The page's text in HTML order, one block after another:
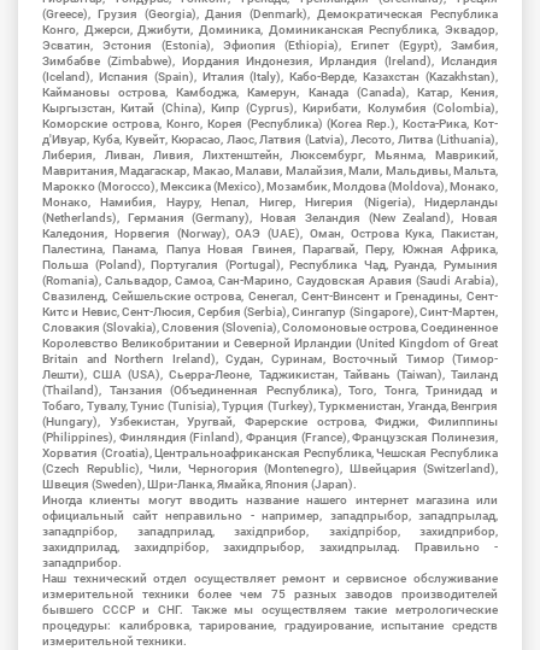
(Greece), Грузия (Georgia), Дания (Denmark), Демократическая Республика
Конго, Джерси, Джибути, Доминика, Доминиканская Республика, Эквадор,
Эсватин, Эстония (Estonia), Эфиопия (Ethiopia), Египет (Egypt), Замбия,
Зимбабве (Zimbabwe), Иордания Индонезия, Ирландия (Ireland), Исландия
(Iceland), Испания (Spain), Италия (Italy), Кабо-Верде, Казахстан (Kazakhstan),
Каймановы острова, Камбоджа, Камерун, Канада (Canada), Катар, Кения,
Кыргызстан, Китай (China), Кипр (Cyprus), Кирибати, Колумбия (Colombia),
Коморские острова, Конго, Корея (Республика) (Korea Rep.), Коста-Рика, Кот-
д'Ивуар, Куба, Кувейт, Кюрасао, Лаос, Латвия (Latvia), Лесото, Литва (Lithuania),
Либерия, Ливан, Ливия, Лихтенштейн, Люксембург, Мьянма, Маврикий,
Мавритания, Мадагаскар, Макао, Малави, Малайзия, Мали, Мальдивы, Мальта,
Марокко (Morocco), Мексика (Mexico), Мозамбик, Молдова (Moldova), Монако,
Монако, Намибия, Науру, Непал, Нигер, Нигерия (Nigeria), Нидерланды
(Netherlands), Германия (Germany), Новая Зеландия (New Zealand), Новая
Каледония, Норвегия (Norway), ОАЭ (UAE), Оман, Острова Кука, Пакистан,
Палестина, Панама, Папуа Новая Гвинея, Парагвай, Перу, Южная Африка,
Польша (Poland), Португалия (Portugal), Республика Чад, Руанда, Румыния
(Romania), Сальвадор, Самоа, Сан-Марино, Саудовская Аравия (Saudi Arabia),
Свазиленд, Сейшельские острова, Сенегал, Сент-Винсент и Гренадины, Сент-
Китс и Невис, Сент-Люсия, Сербия (Serbia), Сингапур (Singapore), Синт-Мартен,
Словакия (Slovakia), Словения (Slovenia), Соломоновые острова, Соединенное
Королевство Великобритании и Северной Ирландии (United Kingdom of Great
Britain and Northern Ireland), Судан, Суринам, Восточный Тимор (Тимор-
Лешти), США (USA), Сьерра-Леоне, Таджикистан, Тайвань (Taiwan), Таиланд
(Thailand), Танзания (Объединенная Республика), Того, Тонга, Тринидад и
Тобаго, Тувалу, Тунис (Tunisia), Турция (Turkey), Туркменистан, Уганда, Венгрия
(Hungary), Узбекистан, Уругвай, Фарерские острова, Фиджи, Филиппины
(Philippines), Финляндия (Finland), Франция (France), Французская Полинезия,
Хорватия (Croatia), Центральноафриканская Республика, Чешская Республика
(Czech Republic), Чили, Черногория (Montenegro), Швейцария (Switzerland),
Швеция (Sweden), Шри-Ланка, Ямайка, Япония (Japan).
Иногда клиенты могут вводить название нашего интернет магазина или
официальный сайт неправильно - например, западпрыбор, западпрылад,
западпрібор, западприлад, західприбор, західпрібор, захидприбор,
захидприлад, захидпрібор, захидпрыбор, захидпрылад. Правильно -
западприбор.
Наш технический отдел осуществляет ремонт и сервисное обслуживание
измерительной техники более чем 75 разных заводов производителей
бывшего СССР и СНГ. Также мы осуществляем такие метрологические
процедуры: калибровка, тарирование, градуирование, испытание средств
измерительной техники.